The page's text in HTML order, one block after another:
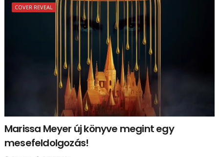
COVER REVEAL
Marissa Meyer új könyve megint egy
mesefeldolgozás!